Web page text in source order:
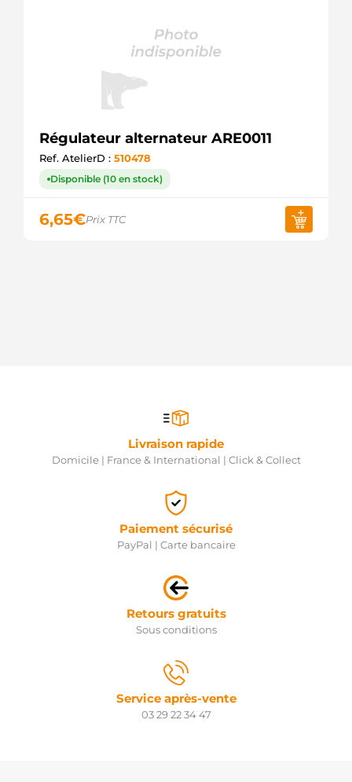
Régulateur alternateur ARE0011
Ref. AtelierD : 510478
Disponible (10 en stock)
6,65€Prix TTC
Livraison rapide
Domicile | France & International | Click & Collect
Paiement sécurisé
PayPal | Carte bancaire
Retours gratuits
Sous conditions
Service après-vente
03 29 22 34 47